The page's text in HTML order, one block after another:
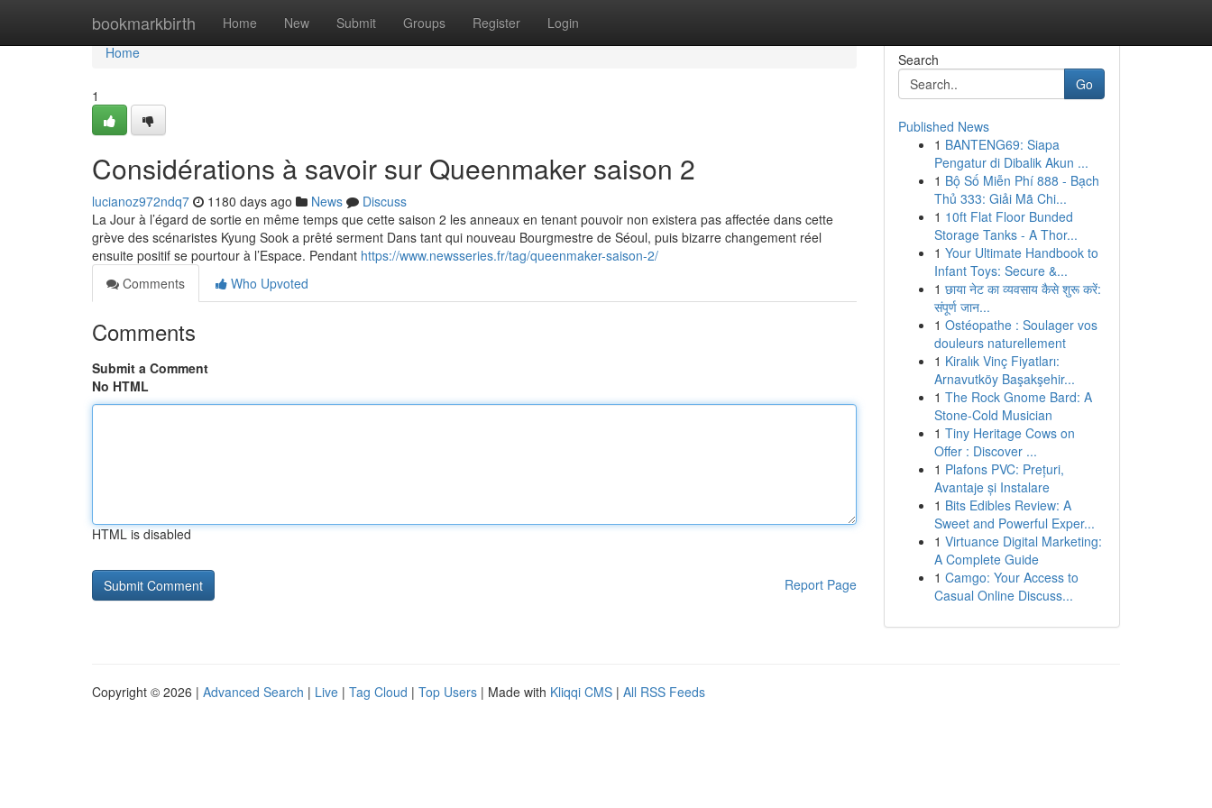
bookmarkbirth Home New Submit Groups Register Login
Home
Home
1
Considérations à savoir sur Queenmaker saison 2
lucianoz972ndq7 1180 days ago News
Discuss
La Jour à l’égard de sortie en même temps que cette saison 2 les anneaux en tenant pouvoir non existera pas affectée dans cette
grève des scénaristes Kyung Sook a prêté serment Dans tant qui nouveau Bourgmestre de Séoul, puis bizarre changement réel
ensuite positif se pourtour à l’Espace. Pendant https://www.newsseries.fr/tag/queenmaker-saison-2/
Comments
Who Upvoted
Comments
Submit a Comment
No HTML
HTML is disabled
Report Page
Search
Go
Published News
1 BANTENG69: Siapa
Pengatur di Dibalik Akun ...
1 Bộ Số Miễn Phí 888 - Bạch
Thủ 333: Giải Mã Chi...
1 10ft Flat Floor Bunded
Storage Tanks - A Thor...
1 Your Ultimate Handbook to
Infant Toys: Secure &...
1 छाया नेट का व्यवसाय कैसे शुरू करें:
संपूर्ण जान...
1 Ostéopathe : Soulager vos
douleurs naturellement
1 Kiralık Vinç Fiyatları:
Arnavutköy Başakşehir...
1 The Rock Gnome Bard: A
Stone-Cold Musician
1 Tiny Heritage Cows on
Offer : Discover ...
1 Plafons PVC: Prețuri,
Avantaje și Instalare
1 Bits Edibles Review: A
Sweet and Powerful Exper...
1 Virtuance Digital Marketing:
A Complete Guide
1 Camgo: Your Access to
Casual Online Discuss...
Copyright © 2026 | Advanced Search | Live | Tag Cloud | Top Users | Made with Kliqqi CMS | All RSS Feeds